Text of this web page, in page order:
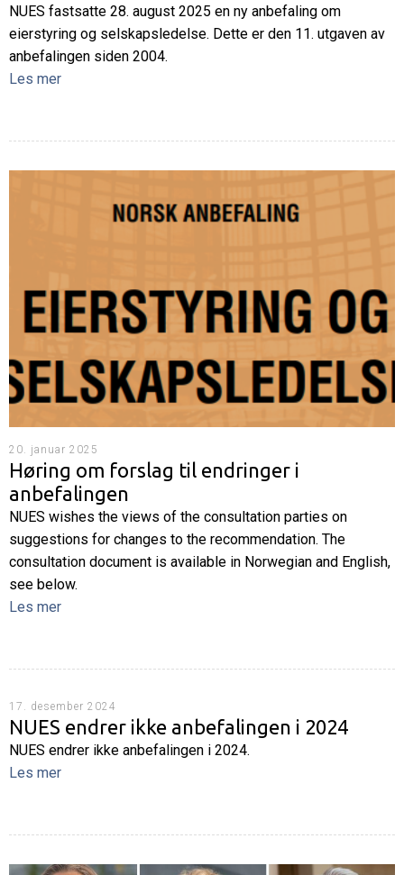
NUES fastsatte 28. august 2025 en ny anbefaling om
eierstyring og selskapsledelse. Dette er den 11. utgaven av
anbefalingen siden 2004.
Les mer
20. januar 2025
Høring om forslag til endringer i
anbefalingen
NUES wishes the views of the consultation parties on
suggestions for changes to the recommendation. The
consultation document is available in Norwegian and English,
see below.
Les mer
17. desember 2024
NUES endrer ikke anbefalingen i 2024
NUES endrer ikke anbefalingen i 2024.
Les mer